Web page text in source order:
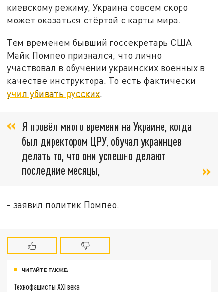
киевскому режиму, Украина совсем скоро
может оказаться стёртой с карты мира.
Тем временем бывший госсекретарь США
Майк Помпео признался, что лично
участвовал в обучении украинских военных в
качестве инструктора. То есть фактически
учил убивать русских.
Я провёл много времени на Украине, когда
был директором ЦРУ, обучал украинцев
делать то, что они успешно делают
последние месяцы,
- заявил политик Помпео.
ЧИТАЙТЕ ТАКЖЕ:
Технофашисты XXI века